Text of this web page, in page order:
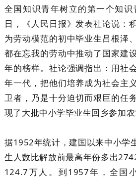
全国知识青年树立的第一个知
日，《人民日报》发表社论说：
为劳动模范的初中毕业生吕根泽
都在忘我的劳动中推动了国家建
年的榜样。社论强调指出：用社
年一代，把他们培养成为社会主
卫者，乃是十分迫切而艰巨的任
现了大批中小学毕业生回乡参加农
据1952年统计，建国以来中小学
生人数比解放前最高年份多出
124.7万人。到1957年，全国